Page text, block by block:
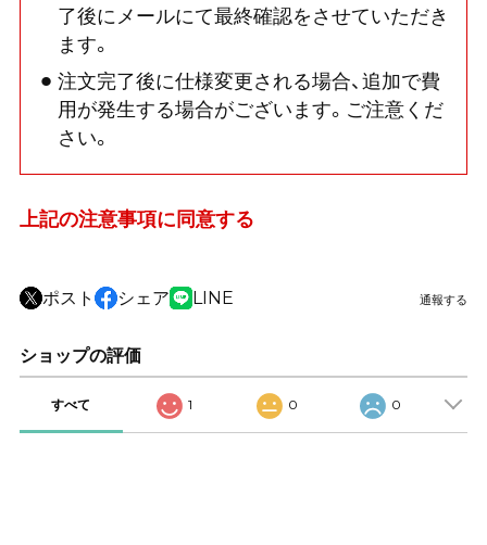
了後にメールにて最終確認をさせていただき
ます。
注文完了後に仕様変更される場合、追加で費
用が発生する場合がございます。ご注意くだ
さい。
上記の注意事項に同意する
ポスト シェア LINE 通報する
ショップの評価
すべて 1 0 0